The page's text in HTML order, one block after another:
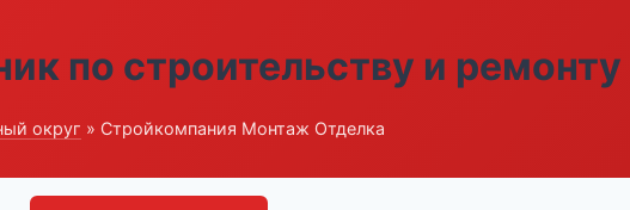
по строительству и ремонту
округ » Стройкомпания Монтаж Отделка